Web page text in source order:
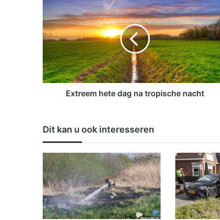
x
t
r
e
m
h
e
g
n
a
t
r
o
p
i
s
Extreem hete dag na tropische nacht
Dit kan u ook interesseren